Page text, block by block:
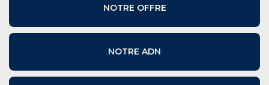
NOTRE OFFRE
NOTRE ADN